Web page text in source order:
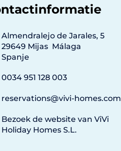
Almendralejo de Jarales, 5
29649 Mijas Málaga
Spanje
0034 951 128 003
reservations@vivi-homes.com
Bezoek de website van ViVi
Holiday Homes S.L.